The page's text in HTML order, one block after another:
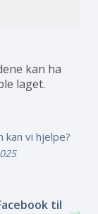
kan ha
laget.
vi hjelpe?
til